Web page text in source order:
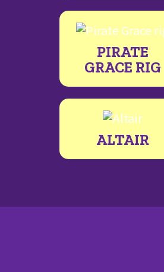
PIRATE
GRACE RIG
ALTAIR